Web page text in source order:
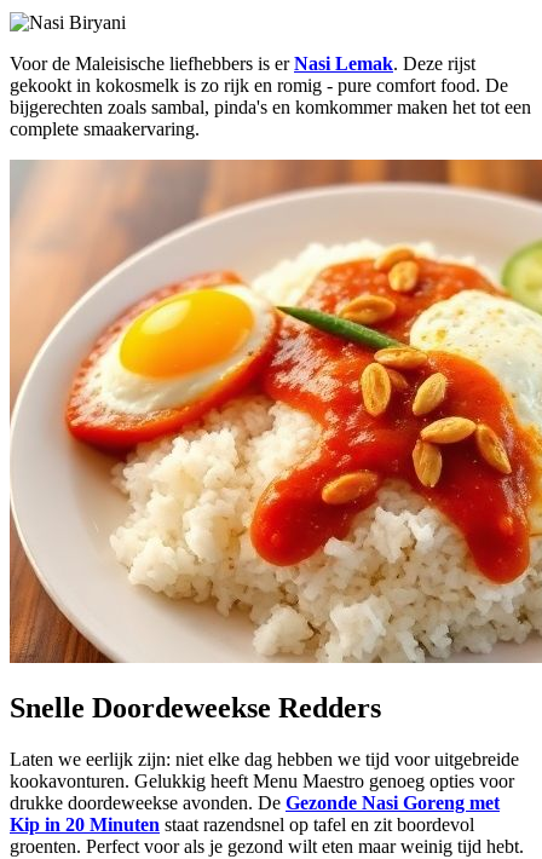
Voor de Maleisische liefhebbers is erNasi Lemak. Deze rijst
gekookt in kokosmelk is zo rijk en romig - pure comfort food. De
bijgerechten zoals sambal, pinda's en komkommer maken het tot een
complete smaakervaring.
Snelle Doordeweekse Redders
Laten we eerlijk zijn: niet elke dag hebben we tijd voor uitgebreide
kookavonturen. Gelukkig heeft Menu Maestro genoeg opties voor
drukke doordeweekse avonden. De Gezonde Nasi Goreng met
Kip in 20 Minuten staat razendsnel op tafel en zit boordevol
groenten. Perfect voor als je gezond wilt eten maar weinig tijd hebt.